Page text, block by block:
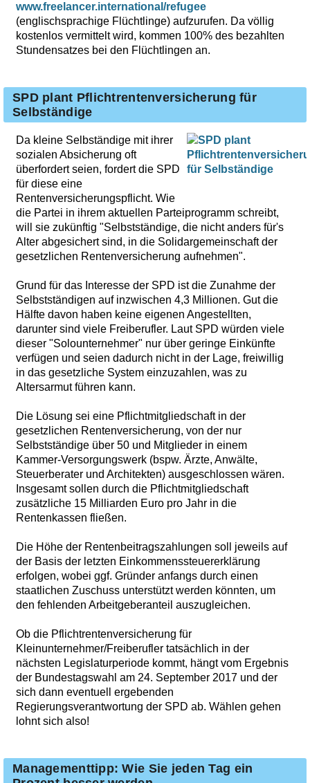
www.freelancer.international/refugee
(englischsprachige Flüchtlinge) aufzurufen. Da völlig
kostenlos vermittelt wird, kommen 100% des bezahlten
Stundensatzes bei den Flüchtlingen an.
SPD plant Pflichtrentenversicherung für
Selbständige
Da kleine Selbständige mit ihrer
sozialen Absicherung oft
überfordert seien, fordert die SPD
für diese eine
Rentenversicherungspflicht. Wie
die Partei in ihrem aktuellen Parteiprogramm schreibt,
will sie zukünftig "Selbstständige, die nicht anders für's
Alter abgesichert sind, in die Solidargemeinschaft der
gesetzlichen Rentenversicherung aufnehmen".
Grund für das Interesse der SPD ist die Zunahme der
Selbstständigen auf inzwischen 4,3 Millionen. Gut die
Hälfte davon haben keine eigenen Angestellten,
darunter sind viele Freiberufler. Laut SPD würden viele
dieser "Solounternehmer" nur über geringe Einkünfte
verfügen und seien dadurch nicht in der Lage, freiwillig
in das gesetzliche System einzuzahlen, was zu
Altersarmut führen kann.
Die Lösung sei eine Pflichtmitgliedschaft in der
gesetzlichen Rentenversicherung, von der nur
Selbstständige über 50 und Mitglieder in einem
Kammer-Versorgungswerk (bspw. Ärzte, Anwälte,
Steuerberater und Architekten) ausgeschlossen wären.
Insgesamt sollen durch die Pflichtmitgliedschaft
zusätzliche 15 Milliarden Euro pro Jahr in die
Rentenkassen fließen.
Die Höhe der Rentenbeitragszahlungen soll jeweils auf
der Basis der letzten Einkommenssteuererklärung
erfolgen, wobei ggf. Gründer anfangs durch einen
staatlichen Zuschuss unterstützt werden könnten, um
den fehlenden Arbeitgeberanteil auszugleichen.
Ob die Pflichtrentenversicherung für
Kleinunternehmer/Freiberufler tatsächlich in der
nächsten Legislaturperiode kommt, hängt vom Ergebnis
der Bundestagswahl am 24. September 2017 und der
sich dann eventuell ergebenden
Regierungsverantwortung der SPD ab. Wählen gehen
lohnt sich also!
Managementtipp: Wie Sie jeden Tag ein